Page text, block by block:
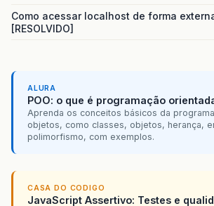
Como acessar localhost de forma
[RESOLVIDO]
ALURA
POO: o que é programação
Aprenda os conceitos básicos da
objetos, como classes, objetos, herança,
polimorfismo, com exemplos.
CASA DO CODIGO
JavaScript Assertivo: Testes e